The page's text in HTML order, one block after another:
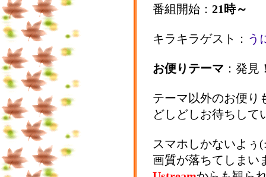
番組開始： 21時～
キラキラゲスト： う
お便りテーマ ：発見
テーマ以外のお便り
どしどしお待ちして
スマホしかないよ
画質が落ちてしまい